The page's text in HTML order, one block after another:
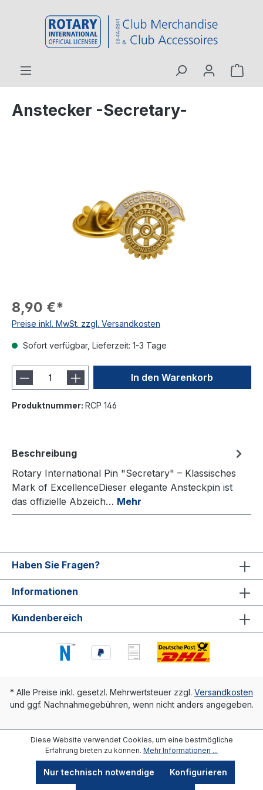
Anstecker -Secretary-
8,90 €*
Preise inkl. MwSt. zzgl. Versandkosten
Sofort verfügbar, Lieferzeit: 1-3 Tage
In den Warenkorb
Produktnummer: RCP 146
Beschreibung
Rotary International Pin "Secretary" – Klassisches
Mark of ExcellenceDieser elegante Ansteckpin ist
das offizielle Abzeich… Mehr
Haben Sie Fragen?
Informationen
Kundenbereich
* Alle Preise inkl. gesetzl. Mehrwertsteuer zzgl. Versandkosten
und ggf. Nachnahmegebühren, wenn nicht anders angegeben.
Diese Website verwendet Cookies, um eine bestmögliche
Erfahrung bieten zu können. Mehr Informationen ...
Nur technisch notwendige Konfigurieren